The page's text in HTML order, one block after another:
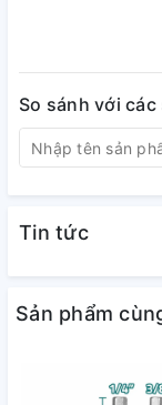
So sánh với
Tin tức
Sản phẩm